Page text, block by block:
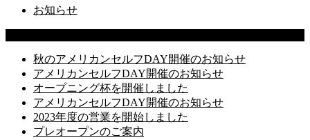
お知らせ
秋のアメリカンセルフDAY開催のお知らせ
アメリカンセルフDAY開催のお知らせ
オープニング杯を開催しました
アメリカンセルフDAY開催のお知らせ
2023年度の営業を開始しました
プレオープンのご案内